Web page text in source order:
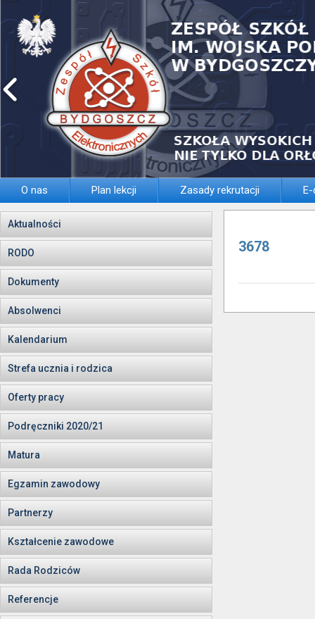
O nas Plan lekcji Zasady rekrutacji
Aktualności
RODO
Dokumenty
Absolwenci
Kalendarium
Strefa ucznia i rodzica
Oferty pracy
Podręczniki 2020/21
Matura
Egzamin zawodowy
Partnerzy
Kształcenie zawodowe
Rada Rodziców
Referencje
3678